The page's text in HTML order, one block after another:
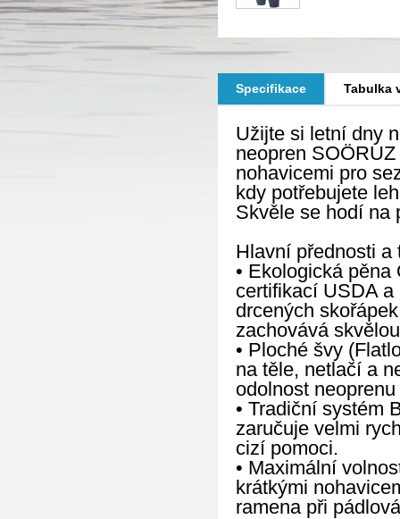
Specifikace Tabulka
Užijte si letní dny
neopren
nohavicemi pro
kdy potřebujete
Skvěle se hodí na
Hlavní přednosti a
• Ekologická
certifikací USDA
drcených
zachovává
• Ploché švy
na těle, netlačí a
odolnost
• Tradiční systém
zaručuje velmi
cizí pomoci.
• Maximální
krátkými
ramena při